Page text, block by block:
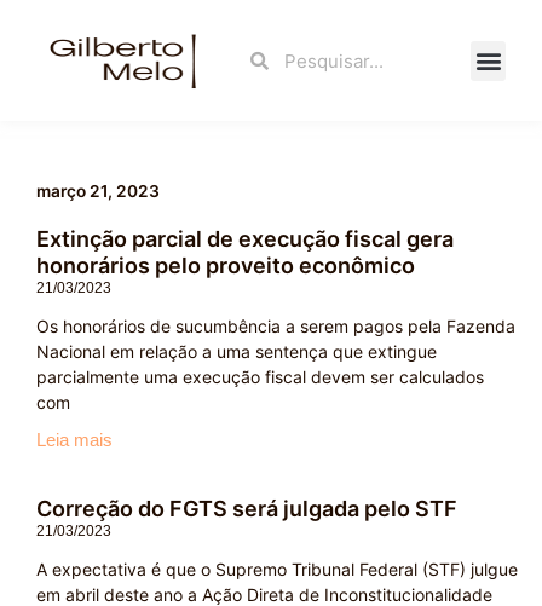
Search
março 21, 2023
Extinção parcial de execução fiscal gera
honorários pelo proveito econômico
21/03/2023
Os honorários de sucumbência a serem pagos pela Fazenda
Nacional em relação a uma sentença que extingue
parcialmente uma execução fiscal devem ser calculados
com
Leia mais
Correção do FGTS será julgada pelo STF
21/03/2023
A expectativa é que o Supremo Tribunal Federal (STF) julgue
em abril deste ano a Ação Direta de Inconstitucionalidade